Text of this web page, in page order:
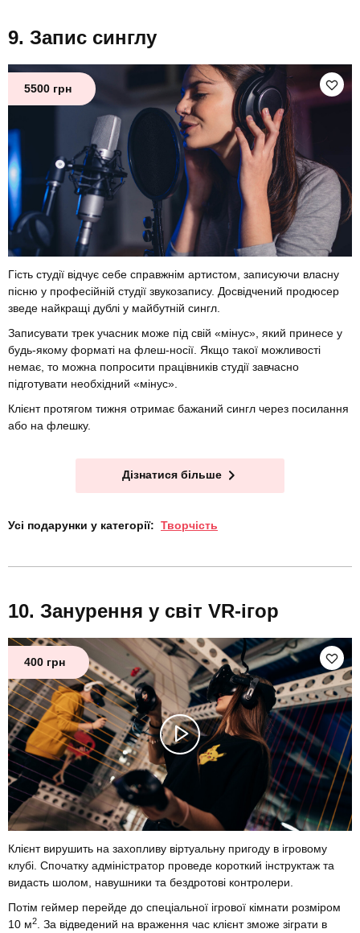
Запис синглу
5500 грн
Гість студії відчує себе справжнім артистом, записуючи власну
пісню у професійній студії звукозапису. Досвідчений продюсер
зведе найкращі дублі у майбутній сингл.
Записувати трек учасник може під свій «мінус», який принесе у
будь-якому форматі на флеш-носії. Якщо такої можливості
немає, то можна попросити працівників студії завчасно
підготувати необхідний «мінус».
Клієнт протягом тижня отримає бажаний сингл через посилання
або на флешку.
Дізнатися більше
Усі подарунки у категорії: Творчість
Занурення у світ VR-ігор
400 грн
Клієнт вирушить на захопливу віртуальну пригоду в ігровому
клубі. Спочатку адміністратор проведе короткий інструктаж та
видасть шолом, навушники та бездротові контролери.
Потім геймер перейде до спеціальної ігрової кімнати розміром
10 м2
. За відведений на враження час клієнт зможе зіграти в